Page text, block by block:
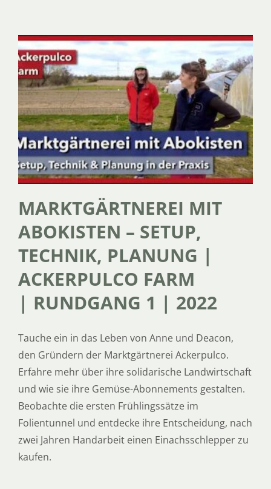
MARKTGÄRTNEREI MIT
ABOKISTEN – SETUP,
TECHNIK, PLANUNG |
ACKERPULCO FARM
| RUNDGANG 1 | 2022
Tauche ein in das Leben von Anne und Deacon,
den Gründern der Marktgärtnerei Ackerpulco.
Erfahre mehr über ihre solidarische Landwirtschaft
und wie sie ihre Gemüse-Abonnements gestalten.
Beobachte die ersten Frühlingssätze im
Folientunnel und entdecke ihre Entscheidung, nach
zwei Jahren Handarbeit einen Einachsschlepper zu
kaufen.